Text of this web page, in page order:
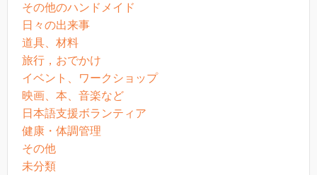
その他のハンドメイド
日々の出来事
道具、材料
旅行，おでかけ
イベント、ワークショップ
映画、本、音楽など
日本語支援ボランティア
健康・体調管理
その他
未分類